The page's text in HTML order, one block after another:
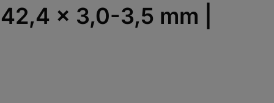
x 3,0-3,5 mm |